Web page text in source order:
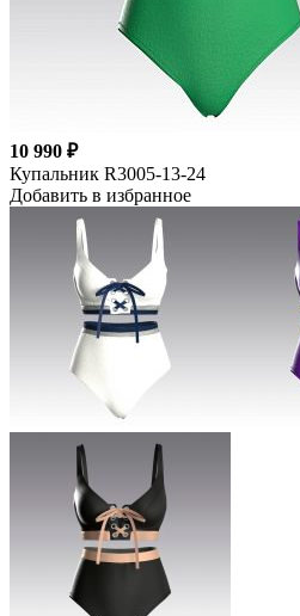
10 990 ₽
Купальник R3005-13-24
Добавить в избранное